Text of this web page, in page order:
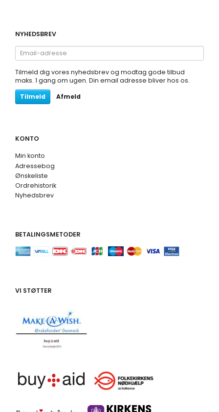
NYHEDSBREV
Email-
adresse
Tilmeld dig vores nyhedsbrev og modtag gode tilbud
maks. 1 gang om ugen. Din email adresse bliver hos os.
Tilmeld
Afmeld
KONTO
Min konto
Adressebog
Ønskeliste
Ordrehistorik
Nyhedsbrev
BETALINGSMETODER
VI STØTTER